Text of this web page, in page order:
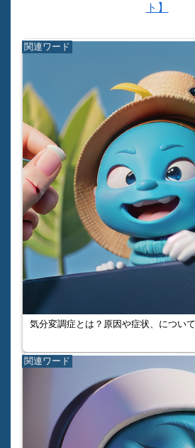
ト】
関連ワード
気分変調症とは？原因や症状、について
関連ワード